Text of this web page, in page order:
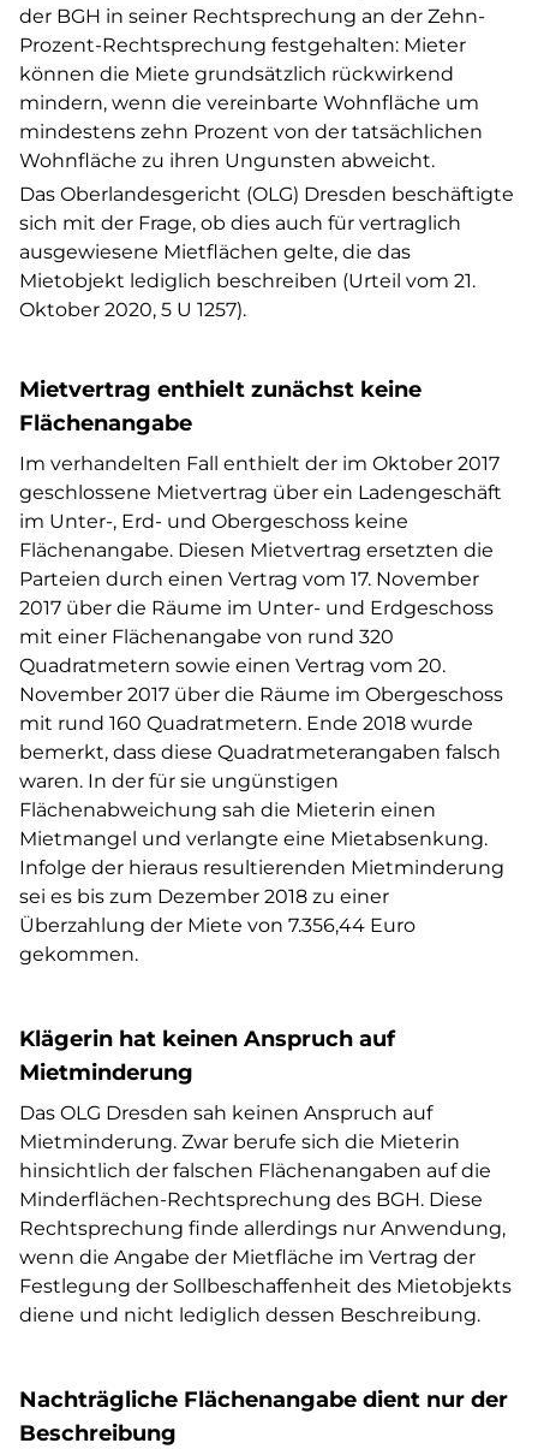
der BGH in seiner Rechtsprechung an der Zehn-
Prozent-Rechtsprechung festgehalten: Mieter
können die Miete grundsätzlich rückwirkend
mindern, wenn die vereinbarte Wohnfläche um
mindestens zehn Prozent von der tatsächlichen
Wohnfläche zu ihren Ungunsten abweicht.
Das Oberlandesgericht (OLG) Dresden beschäftigte
sich mit der Frage, ob dies auch für vertraglich
ausgewiesene Mietflächen gelte, die das
Mietobjekt lediglich beschreiben (Urteil vom 21.
Oktober 2020, 5 U 1257).
Mietvertrag enthielt zunächst keine
Flächenangabe
Im verhandelten Fall enthielt der im Oktober 2017
geschlossene Mietvertrag über ein Ladengeschäft
im Unter-, Erd- und Obergeschoss keine
Flächenangabe. Diesen Mietvertrag ersetzten die
Parteien durch einen Vertrag vom 17. November
2017 über die Räume im Unter- und Erdgeschoss
mit einer Flächenangabe von rund 320
Quadratmetern sowie einen Vertrag vom 20.
November 2017 über die Räume im Obergeschoss
mit rund 160 Quadratmetern. Ende 2018 wurde
bemerkt, dass diese Quadratmeterangaben falsch
waren. In der für sie ungünstigen
Flächenabweichung sah die Mieterin einen
Mietmangel und verlangte eine Mietabsenkung.
Infolge der hieraus resultierenden Mietminderung
sei es bis zum Dezember 2018 zu einer
Überzahlung der Miete von 7.356,44 Euro
gekommen.
Klägerin hat keinen Anspruch auf
Mietminderung
Das OLG Dresden sah keinen Anspruch auf
Mietminderung. Zwar berufe sich die Mieterin
hinsichtlich der falschen Flächenangaben auf die
Minderflächen-Rechtsprechung des BGH. Diese
Rechtsprechung finde allerdings nur Anwendung,
wenn die Angabe der Mietfläche im Vertrag der
Festlegung der Sollbeschaffenheit des Mietobjekts
diene und nicht lediglich dessen Beschreibung.
Nachträgliche Flächenangabe dient nur der
Beschreibung